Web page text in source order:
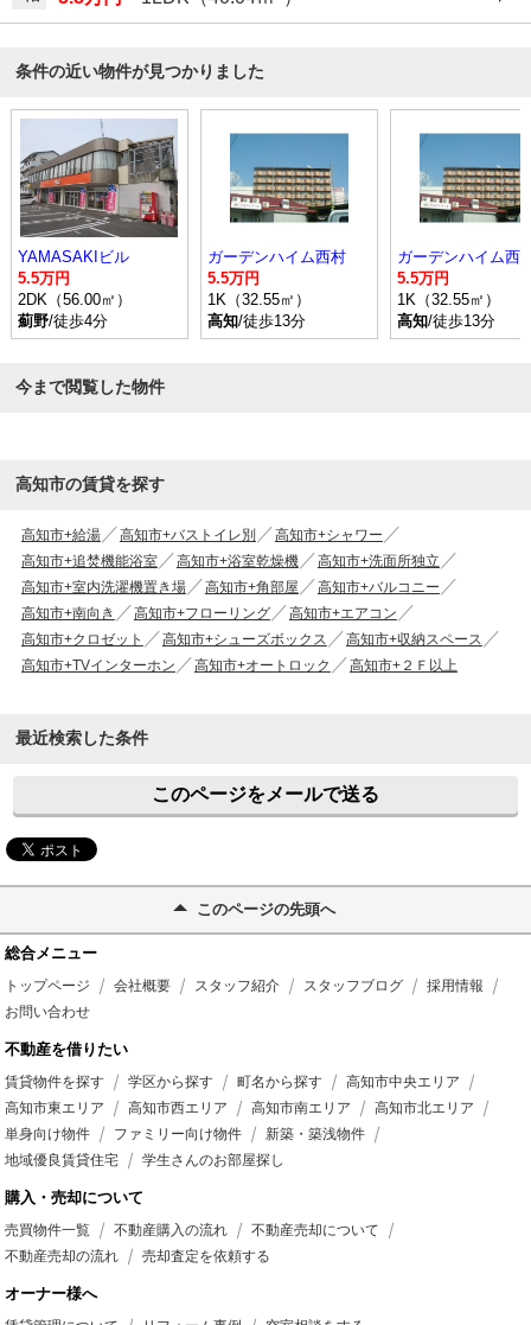
条件の近い物件が見つかりました
YAMASAKIビル
5.5万円
2DK（56.00㎡）
薊野/徒歩4分
ガーデンハイム西村
5.5万円
1K（32.55㎡）
高知/徒歩13分
ガーデンハイム西
5.5万円
1K（32.55㎡）
高知/徒歩13分
今まで閲覧した物件
高知市の賃貸を探す
高知市+給湯 高知市+バストイレ別
高知市+シャワー
高知市+追焚機能浴室
高知市+浴室乾燥機
高知市+洗面所独立
高知市+室内洗濯機置き場
高知市+角部屋
高知市+バルコニー
高知市+南向き
高知市+フローリング
高知市+エアコン
高知市+クロゼット
高知市+シューズボックス
高知市+収納スペース
高知市+TVインターホン
高知市+オートロック 高知市+２Ｆ以上
最近検索した条件
このページをメールで送る
このページの先頭へ
総合メニュー
トップページ 会社概要 スタッフ紹介 スタッフブログ
採用情報
お問い合わせ
不動産を借りたい
賃貸物件を探す 学区から探す 町名から探す
高知市中央エリア
高知市東エリア
高知市西エリア 高知市南エリア
高知市北エリア
単身向け物件
ファミリー向け物件
新築・築浅物件
地域優良賃貸住宅
学生さんのお部屋探し
購入・売却について
売買物件一覧 不動産購入の流れ
不動産売却について
不動産売却の流れ
売却査定を依頼する
オーナー様へ